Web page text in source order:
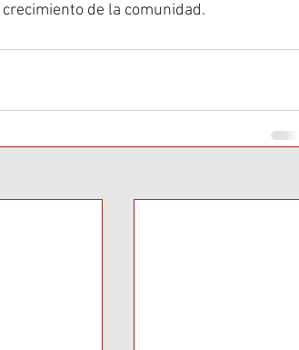
de la comunidad.